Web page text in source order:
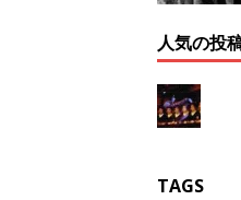
人気の投
TAGS